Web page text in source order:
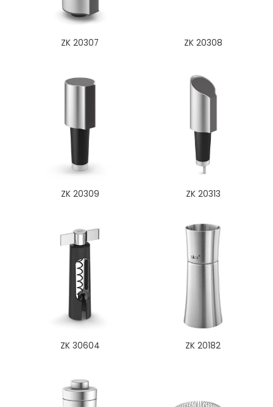
ZK 20307 ZK 20308
ZK 20309 ZK 20313
ZK 30604 ZK 20182